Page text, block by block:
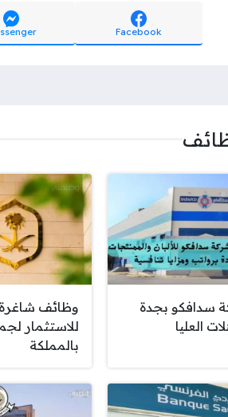
Facebook
سدافكو بجدة
العليا
وظائف
للاستثمار
بالمملكة